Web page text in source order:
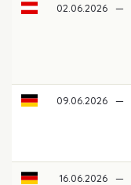
02.06.2026 —
09.06.2026 —
16.06.2026 —